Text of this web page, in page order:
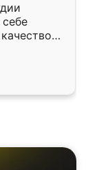
почти